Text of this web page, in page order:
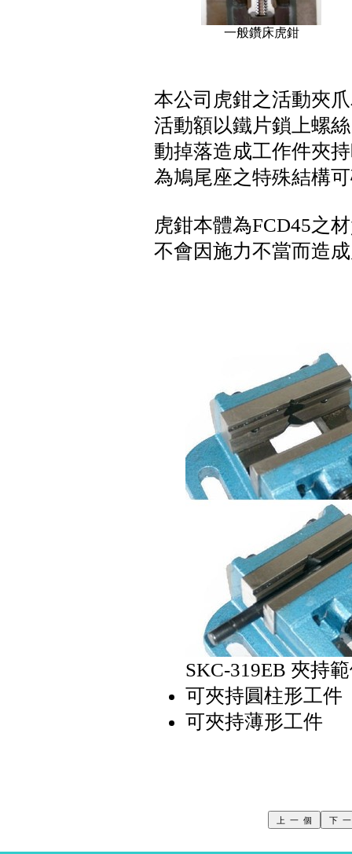
一般鑽床虎鉗
本公司虎鉗之活動夾
活動額以鐵片鎖上螺
動掉落造成工作件夾
為鳩尾座之特殊結構
虎鉗本體為FCD45之
不會因施力不當而造
SKC-319EB 夾持
可夾持圓柱形工件
可夾持薄形工件